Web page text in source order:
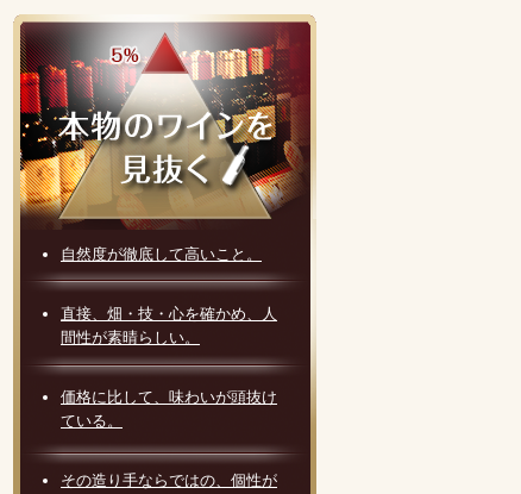
自然度が徹底して高いこと。
直接、畑・技・心を確かめ、人
間性が素晴らしい。
価格に比して、味わいが頭抜け
ている。
その造り手ならではの、個性が